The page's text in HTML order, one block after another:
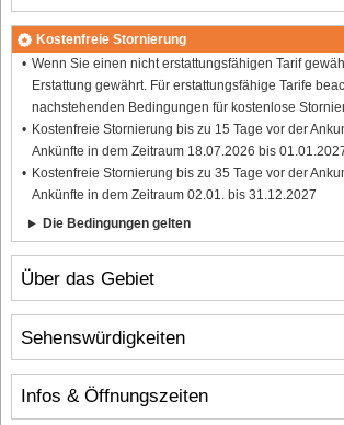
Über das Gebiet
Infos & Öffnungszeiten
Kostenfreie Stornierung
Wenn Sie einen nicht erstattungsfähigen Tarif
Erstattung gewährt. Für erstattungsfähige Tarife
nachstehenden Bedingungen für kostenlose
Kostenfreie Stornierung bis zu 15 Tage vor der
Ankünfte in dem Zeitraum 18.07.2026 bis
Kostenfreie Stornierung bis zu 35 Tage vor der
Ankünfte in dem Zeitraum 02.01. bis 31.12.2027
Die Bedingungen gelten
Sehenswürdigkeiten